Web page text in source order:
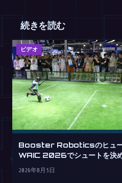
続きを読む
ビデオ
Booster Roboticsのヒュー
WAIC 2026でシュートを決
2026年8月5日